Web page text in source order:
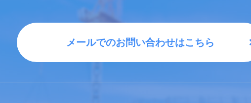
メールでのお問い合わせはこちら